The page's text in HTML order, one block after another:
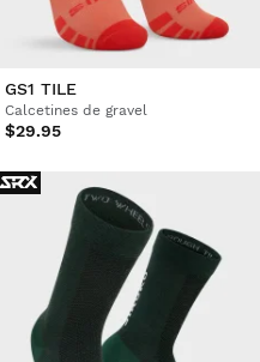
GS1 TILE
Calcetines de gravel
$29.95